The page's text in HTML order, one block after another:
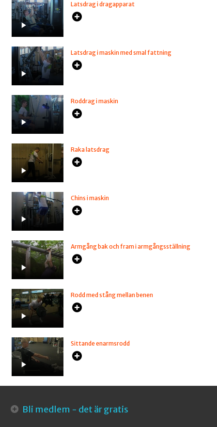
Latsdrag i dragapparat
Latsdrag i maskin med smal fattning
Roddrag i maskin
Raka latsdrag
Chins i maskin
Armgång bak och fram i armgångsställning
Rodd med stång mellan benen
Sittande enarmsrodd
Bli medlem - det är gratis